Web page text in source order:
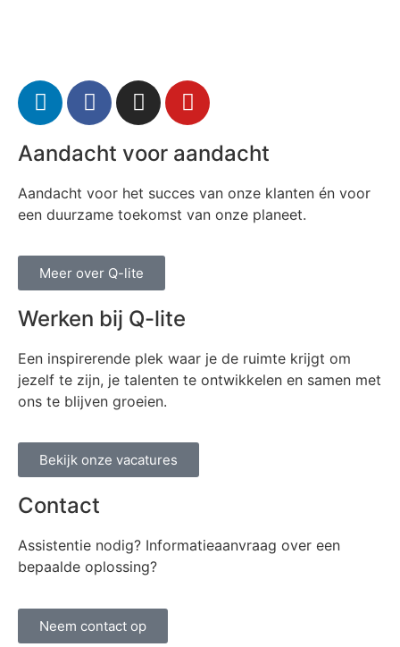
Aandacht voor aandacht
Aandacht voor het succes van onze klanten én voor
een duurzame toekomst van onze planeet.
Meer over Q-lite
Werken bij Q-lite
Een inspirerende plek waar je de ruimte krijgt om
jezelf te zijn, je talenten te ontwikkelen en samen met
ons te blijven groeien.
Bekijk onze vacatures
Contact
Assistentie nodig? Informatieaanvraag over een
bepaalde oplossing?
Neem contact op